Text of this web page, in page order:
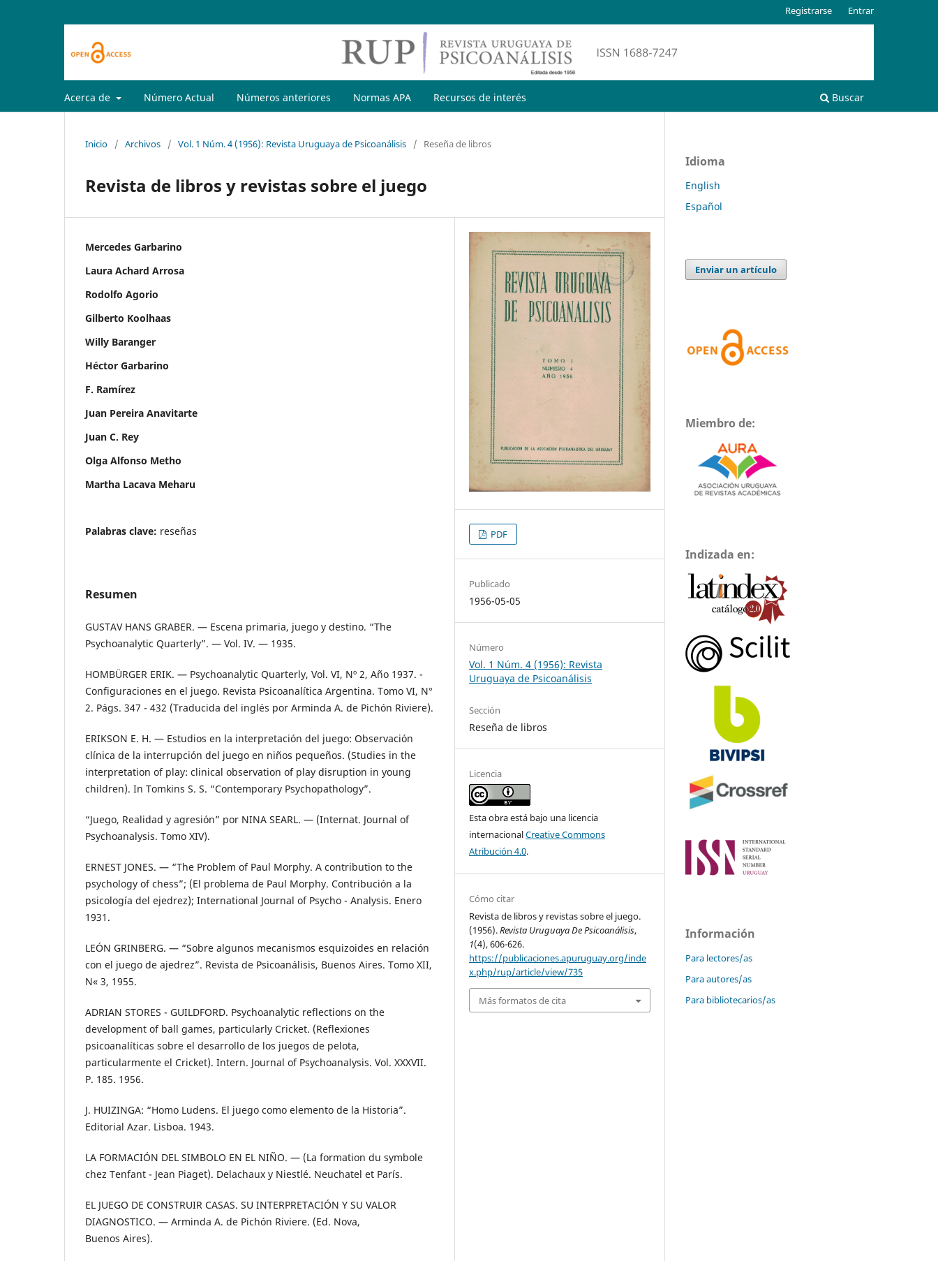
Acerca de Número Actual Números anteriores Normas APA Recursos de interés Buscar
Registrarse Entrar
Inicio / Archivos / Vol. 1 Núm. 4 (1956): Revista Uruguaya de Psicoanálisis / Reseña de libros
Revista de libros y revistas sobre el juego
Mercedes Garbarino
Laura Achard Arrosa
Rodolfo Agorio
Gilberto Koolhaas
Willy Baranger
Héctor Garbarino
F. Ramírez
Juan Pereira Anavitarte
Juan C. Rey
Olga Alfonso Metho
Martha Lacava Meharu
Palabras clave: reseñas
Resumen
GUSTAV HANS GRABER. — Escena primaria, juego y destino. “The
Psychoanalytic Quarterly”. — Vol. IV. — 1935.
HOMBÜRGER ERIK. — Psychoanalytic Quarterly, Vol. VI, Nº 2, Año 1937. -
Configuraciones en el juego. Revista Psicoanalítica Argentina. Tomo VI, N°
2. Págs. 347 - 432 (Traducida del inglés por Arminda A. de Pichón Riviere).
ERIKSON E. H. — Estudios en la interpretación del juego: Observación
clínica de la interrupción del juego en niños pequeños. (Studies in the
interpretation of play: clinical observation of play disruption in young
children). In Tomkins S. S. “Contemporary Psychopathology”.
“Juego, Realidad y agresión” por NINA SEARL. — (Internat. Journal of
Psychoanalysis. Tomo XIV).
ERNEST JONES. — “The Problem of Paul Morphy. A contribution to the
psychology of chess”; (El problema de Paul Morphy. Contribución a la
psicología del ejedrez); International Journal of Psycho - Analysis. Enero
1931.
LEÓN GRINBERG. — “Sobre algunos mecanismos esquizoides en relación
con el juego de ajedrez”. Revista de Psicoanálisis, Buenos Aires. Tomo XII,
N« 3, 1955.
ADRIAN STORES - GUILDFORD. Psychoanalytic reflections on the
development of ball games, particularly Cricket. (Reflexiones
psicoanalíticas sobre el desarrollo de los juegos de pelota,
particularmente el Cricket). Intern. Journal of Psychoanalysis. Vol. XXXVII.
P. 185. 1956.
J. HUIZINGA: “Homo Ludens. El juego como elemento de la Historia”.
Editorial Azar. Lisboa. 1943.
LA FORMACIÓN DEL SIMBOLO EN EL NIÑO. — (La formation du symbole
chez Tenfant - Jean Piaget). Delachaux y Niestlé. Neuchatel et París.
EL JUEGO DE CONSTRUIR CASAS. SU INTERPRETACIÓN Y SU VALOR
DIAGNOSTICO. — Arminda A. de Pichón Riviere. (Ed. Nova,
Buenos Aires).
PDF
Publicado
1956-05-05
Número
Vol. 1 Núm. 4 (1956): Revista
Uruguaya de Psicoanálisis
Sección
Reseña de libros
Licencia
Esta obra está bajo una licencia
internacionalCreative Commons
Atribución 4.0.
Cómo citar
Revista de libros y revistas sobre el juego.
(1956).Revista Uruguaya De Psicoanálisis,
1(4), 606-626.
https://publicaciones.apuruguay.org/inde
x.php/rup/article/view/735
Más formatos de cita
Idioma
English
Español
Enviar un artículo
Miembro de:
Indizada en:
Información
Para lectores/as
Para autores/as
Para bibliotecarios/as